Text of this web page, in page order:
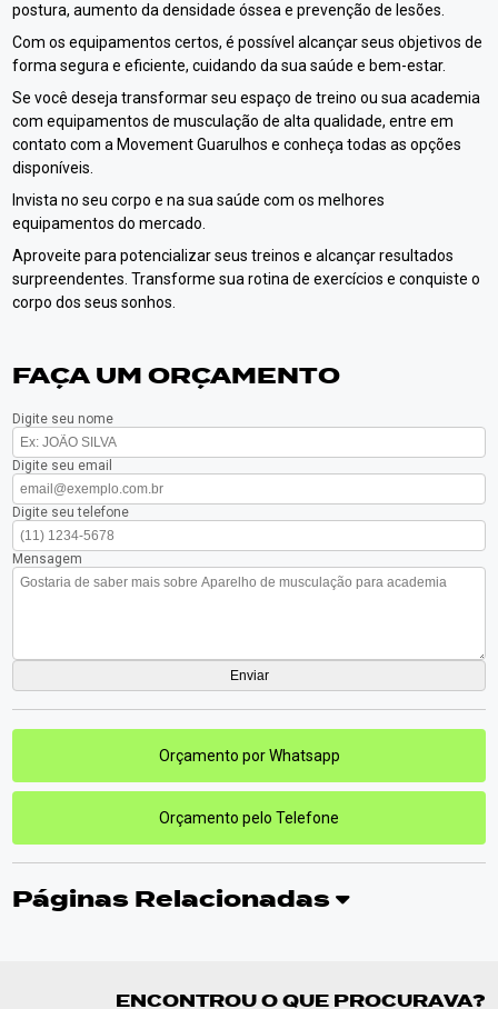
postura, aumento da densidade óssea e prevenção de lesões.
Com os equipamentos certos, é possível alcançar seus objetivos de
forma segura e eficiente, cuidando da sua saúde e bem-estar.
Se você deseja transformar seu espaço de treino ou sua academia
com equipamentos de musculação de alta qualidade, entre em
contato com a Movement Guarulhos e conheça todas as opções
disponíveis.
Invista no seu corpo e na sua saúde com os melhores
equipamentos do mercado.
Aproveite para potencializar seus treinos e alcançar resultados
surpreendentes. Transforme sua rotina de exercícios e conquiste o
corpo dos seus sonhos.
FAÇA UM ORÇAMENTO
Digite seu nome
Digite seu email
Digite seu telefone
Mensagem
Orçamento por Whatsapp
Orçamento pelo Telefone
Páginas Relacionadas
ENCONTROU O QUE PROCURAVA?